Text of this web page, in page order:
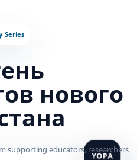
нового